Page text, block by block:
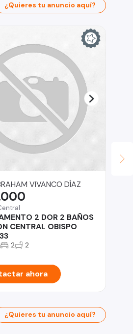
¿Quieres tu anuncio aquí?
VIVANCO DÍAZ
2 DOR 2 BAÑOS
CENTRAL OBISPO
2 2
ahora
¿Quieres tu anuncio aquí?